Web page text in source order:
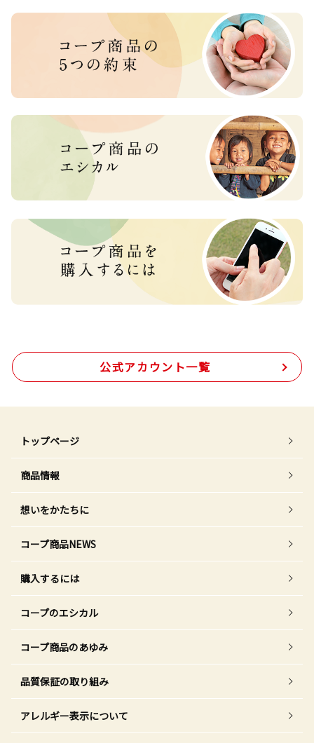
公式アカウント一覧
トップページ
商品情報
想いをかたちに
コープ商品NEWS
購入するには
コープのエシカル
コープ商品のあゆみ
品質保証の取り組み
アレルギー表示について